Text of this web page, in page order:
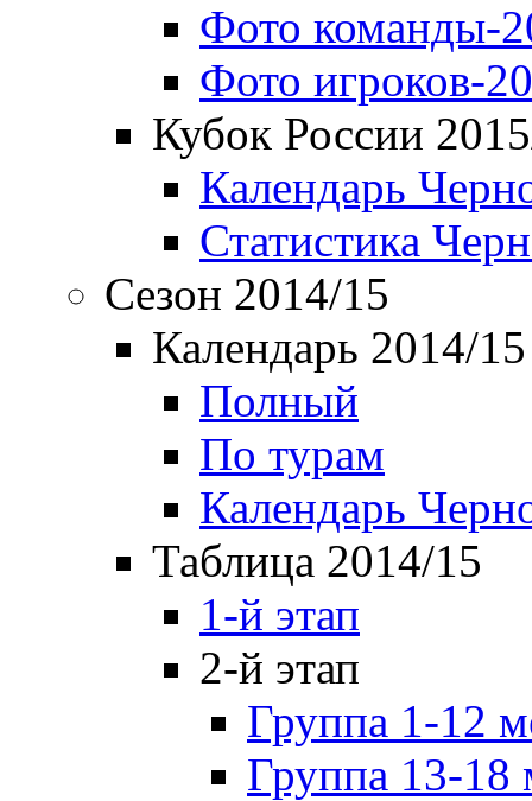
Фото команды-
Фото игроков-
Кубок России
Календарь
Статистика
Сезон 2014/15
Календарь 2014/15
Полный
По турам
Календарь
Таблица 2014/15
1-й этап
2-й этап
Группа 1-12
Группа 13-18